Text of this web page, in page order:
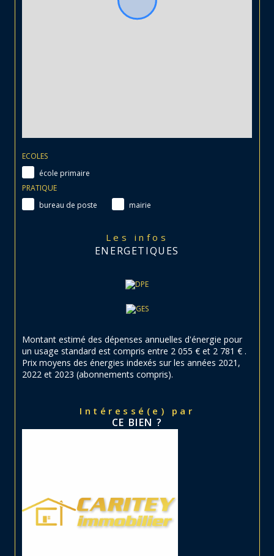
ECOLES
école primaire
PRATIQUE
bureau de poste
mairie
Les infos
ENERGETIQUES
Montant estimé des dépenses annuelles d'énergie pour
un usage standard est compris entre 2 055 € et 2 781 € .
Prix moyens des énergies indexés sur les années 2021,
2022 et 2023 (abonnements compris).
Intéressé(e) par
CE BIEN ?